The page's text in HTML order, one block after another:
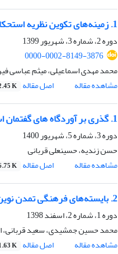
1. زمینه‌های تکوین نظریه استحکام ساخت درونی قدرت در اندیشه آیت‌الله خامنه‌ای(مدظله العالی)
دوره 2، شماره 3، شهریور 1399
0000-0002-8149-3876
محمد مهدی اسماعیلی، میثم عباسی
مشاهده مقاله
اصل مقاله K
1. گذری بر آوردگاه های گفتمان‌ اسلام سیاسی و پهلویسم در مطبوعات پیش از انقلاب اسلامی
دوره 3، شماره 5، شهریور 1400
حسن زندیه، حسینعلی قربانی
مشاهده مقاله
اصل مقاله K
2. بایسته‌های فرهنگی تمدن نوین اسلامی از منظر آیت‌الله خامنه‌ای(مدظله العالی)
دوره 1، شماره 2، اسفند 1398
محمد حسین جمشیدی، سعید قربانی،
مشاهده مقاله
اصل مقاله K